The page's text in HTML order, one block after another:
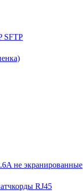
SFTP
не экранированные
RJ45